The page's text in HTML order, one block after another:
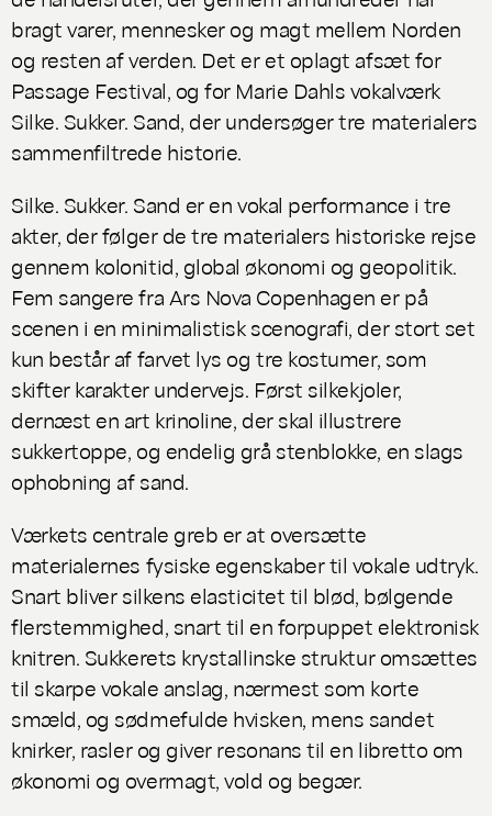
bragt varer, mennesker og magt mellem Norden
og resten af verden. Det er et oplagt afsæt for
Passage Festival, og for Marie Dahls vokalværk
Silke. Sukker. Sand, der undersøger tre materialers
sammenfiltrede historie.
Silke. Sukker. Sand er en vokal performance i tre
akter, der følger de tre materialers historiske rejse
gennem kolonitid, global økonomi og geopolitik.
Fem sangere fra Ars Nova Copenhagen er på
scenen i en minimalistisk scenografi, der stort set
kun består af farvet lys og tre kostumer, som
skifter karakter undervejs. Først silkekjoler,
dernæst en art krinoline, der skal illustrere
sukkertoppe, og endelig grå stenblokke, en slags
ophobning af sand.
Værkets centrale greb er at oversætte
materialernes fysiske egenskaber til vokale udtryk.
Snart bliver silkens elasticitet til blød, bølgende
flerstemmighed, snart til en forpuppet elektronisk
knitren. Sukkerets krystallinske struktur omsættes
til skarpe vokale anslag, nærmest som korte
smæld, og sødmefulde hvisken, mens sandet
knirker, rasler og giver resonans til en libretto om
økonomi og overmagt, vold og begær.